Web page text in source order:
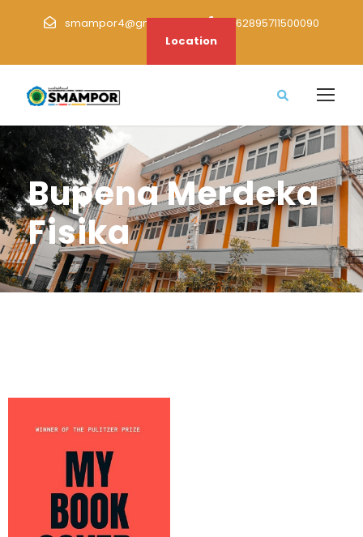
smampor4@gmail.com
+62895711500090
Location
Bupena Merdeka
Fisika